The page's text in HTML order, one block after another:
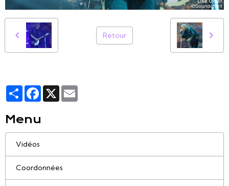
Retour
PartagerFacebook
X
Menu
Vidéos
Coordonnées